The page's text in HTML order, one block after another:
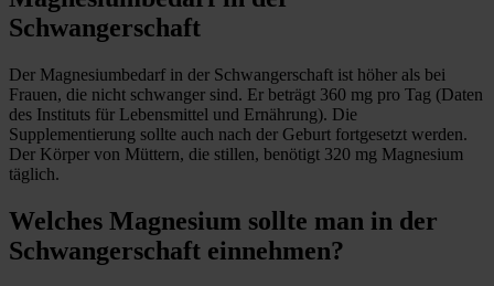
Schwangerschaft
Der Magnesiumbedarf in der Schwangerschaft ist höher als bei
Frauen, die nicht schwanger sind. Er beträgt 360 mg pro Tag (Daten
des Instituts für Lebensmittel und Ernährung). Die
Supplementierung sollte auch nach der Geburt fortgesetzt werden.
Der Körper von Müttern, die stillen, benötigt 320 mg Magnesium
täglich.
Welches Magnesium sollte man in der
Schwangerschaft einnehmen?